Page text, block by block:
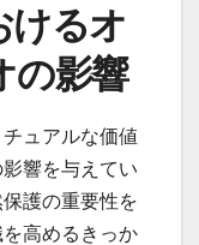
けるオ
の影響
ュアルな価値
響を与えてい
護の重要性を
高めるきっか